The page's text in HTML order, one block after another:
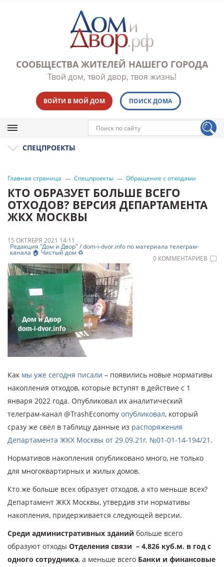
СООБЩЕСТВА ЖИТЕЛЕЙ НАШЕГО ГОРОДА
Твой дом, твой двор, твоя жизнь!
ВОЙТИ В МОЙ ДОМ ПОИСК ДОМА
СПЕЦПРОЕКТЫ
Главная страница Спецпроекты Обращение с отходами
КТО ОБРАЗУЕТ БОЛЬШЕ ВСЕГО
ОТХОДОВ? ВЕРСИЯ ДЕПАРТАМЕНТА
ЖКХ МОСКВЫ
15 ОКТЯБРЯ 2021 14:11
Редакция "Дом и Двор" / dom-i-dvor.info по материала телеграм-
канала 🏠 Чистый дом ♻️
0 КОММЕНТАРИЕВ
Как мы уже сегодня писали – появились новые нормативы
накопления отходов, которые вступят в действие с 1
января 2022 года. Опубликовал их аналитический
телеграм-канал @TrashEconomy опубликовал, который
сразу же свёл в таблицу данные из распоряжения
Департамента ЖКХ Москвы от 29.09.21г. №01-01-14-194/21 .
Нормативов накопления опубликовано много, не только
для многоквартирных и жилых домов.
Кто же больше всех образует отходов, а кто меньше всех?
Департамент ЖКХ Москвы, утвердив эти нормативы
накопления, придерживается следующей версии.
Среди административных зданий больше всего
образуют отходы Отделения связи – 4,826 куб.м. в год с
одного сотрудника, а меньше всего Банки и финансовые